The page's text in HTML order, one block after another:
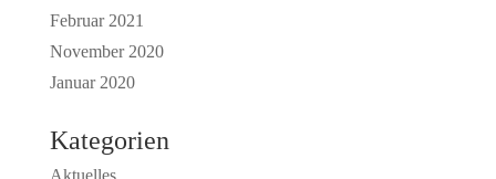
Februar 2021
November 2020
Januar 2020
Kategorien
Aktuelles